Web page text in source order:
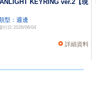
KEYRING ver.2【現
型：週邊
行日:2026/06/04
詳細資料